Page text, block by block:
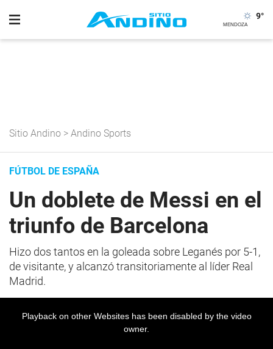
9°
Sitio Andino > Andino Sports
FÚTBOL DE ESPAÑA
Un doblete de Messi en el
triunfo de Barcelona
Hizo dos tantos en la goleada sobre Leganés por 5-1,
de visitante, y alcanzó transitoriamente al líder Real
Madrid.
Playback on other Websites has been disabled by the video
owner.